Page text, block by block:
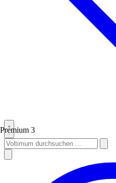
Premium 3